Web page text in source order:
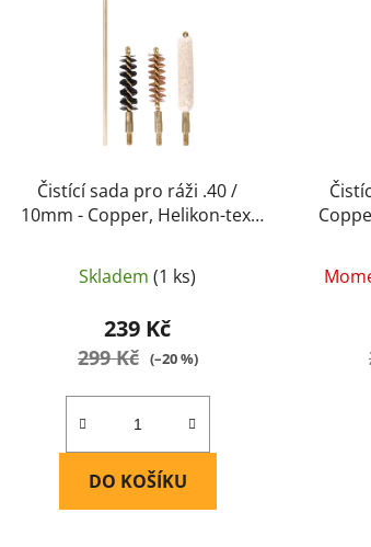
Čistící sada pro ráži .40 /
10mm - Copper, Helikon-tex,
Skladem(1 ks)
239 Kč
299 Kč (–20 %)
DO KOŠÍKU